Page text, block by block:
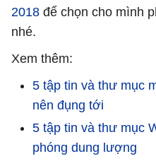
2018 để chọn cho mình
nhé.
Xem thêm:
5 tập tin và thư mục
nên đụng tới
5 tập tin và thư mục
phóng dung lượng